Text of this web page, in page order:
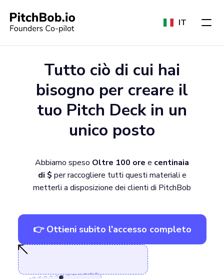
IT
Tutto ciò di cui hai
bisogno per creare il
tuo Pitch Deck in un
unico posto
Abbiamo speso Oltre 100 ore e centinaia
di $ per raccogliere tutti questi materiali e
metterli a disposizione dei clienti di PitchBob
👉 Ottieni subito l'accesso completo